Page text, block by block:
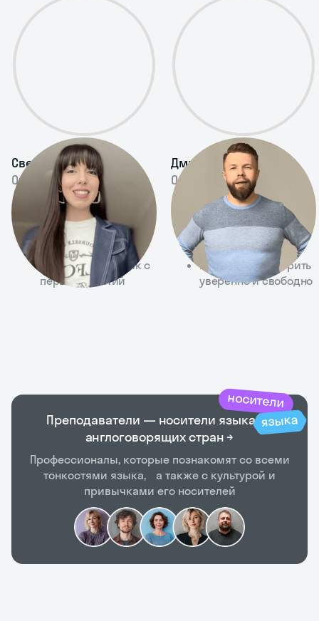
Светлана Лалаян
Опыт 8 лет
Проводит занятия в
разных форматах
на высоком уровне
Помогает начать
использовать язык с
первых занятий
Дмитрий Саас
Опыт 8 лет
Делает упор на
живое общение,
а не только на
правила
Помогает заговорить
уверенно и свободно
носители
языка
Преподаватели — носители языка из
англоговорящих стран →
Профессионалы, которые познакомят со всеми
тонкостями языка, а также с культурой и
привычками его носителей